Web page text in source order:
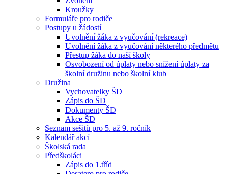
Kroužky
Formuláře pro rodiče
Postupy u žádostí
Uvolnění žáka z vyučování (rekreace)
Uvolnění žáka z vyučování některého předmětu
Přestup žáka do naší školy
Osvobození od úplaty nebo snížení úplaty za
školní družinu nebo školní klub
Družina
Vychovatelky ŠD
Zápis do ŠD
Dokumenty ŠD
Akce ŠD
Seznam sešitů pro 5. až 9. ročník
Kalendář akcí
Školská rada
Předškoláci
Zápis do 1.tříd